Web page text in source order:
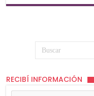
RECIBÍ INFORMACIÓN